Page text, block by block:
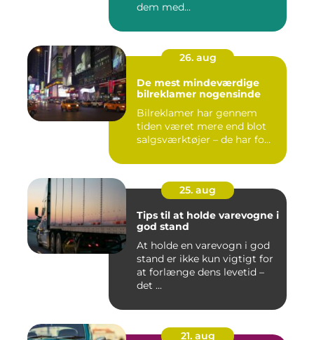
dem med...
26. aug
De mest mindeværdige
bilreklamer nogensinde
Bilreklamer har gennem
tiden været mere end blot
salgsværktøjer – de har fo...
25. aug
Tips til at holde varevogne i
god stand
At holde en varevogn i god
stand er ikke kun vigtigt for
at forlænge dens levetid –
det ...
21. aug